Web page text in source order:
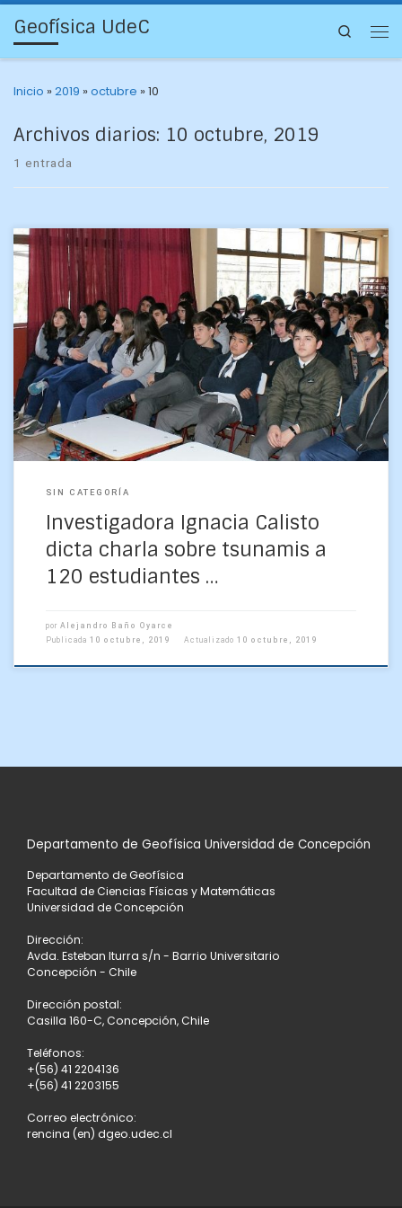
Geofísica UdeC Search
Inicio »2019 »octubre »10
Archivos diarios: 10 octubre, 2019
1 entrada
Más de 120 estudiantes de primer año de Enseñanza Media
de Cañete aprendieron acerca de los tsunamis y su relación
con los terremotos de Chile […]
SIN CATEGORÍA
Investigadora Ignacia Calisto
dicta charla sobre tsunamis a
120 estudiantes …
por Alejandro Baño Oyarce
Publicada 10 octubre, 2019 Actualizado 10 octubre, 2019
Departamento de Geofísica Universidad de Concepción
Departamento de Geofísica
Facultad de Ciencias Físicas y Matemáticas
Universidad de Concepción
Dirección:
Avda. Esteban Iturra s/n - Barrio Universitario
Concepción - Chile
Dirección postal:
Casilla 160-C, Concepción, Chile
Teléfonos:
+(56) 41 2204136
+(56) 41 2203155
Correo electrónico:
rencina (en) dgeo.udec.cl